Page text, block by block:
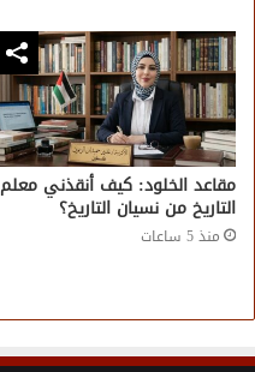
مقاعد الخلود: كيف أنقذني معلم
التاريخ من نسيان التاريخ؟
منذ 5 ساعات